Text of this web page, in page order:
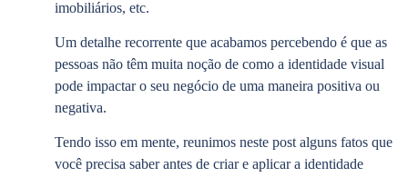
imobiliários, etc.
Um detalhe recorrente que acabamos percebendo é que as
pessoas não têm muita noção de como a identidade visual
pode impactar o seu negócio de uma maneira positiva ou
negativa.
Tendo isso em mente, reunimos neste post alguns fatos que
você precisa saber antes de criar e aplicar a identidade